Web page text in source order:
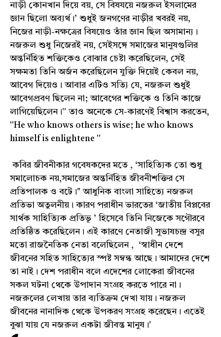
নাড়ী কোনখান দিয়ে বয়, সে বিষযয়ে নজরুল ইসলামের
জ্ঞান ছিলো অব্যর্থ।’ শুধুই জনগণের নাড়ীর খবরই নয়,
নিজের নাড়ী-নক্ষত্রের বিষয়েও তাঁর জ্ঞান ছিল অসামান্য।
নজরুল শুধু নিজেরই নয়, সেইসঙ্গে সমাজের মানুষগুলির
অন্তর্নিহিত শক্তিকেও বোঝার চেষ্টা করেছিলেন, সেই
সক্ষমতা তিনি অর্জন করেছিলেন যুক্তি দিয়েই কেবল নয়,
আবেগ দিয়েও। আবার এটিও সত্যি যে, নজরুল শুধুই
আবেগপ্রবণ ছিলেন না; আবেগের শক্তিকে ও তিনি কাজে
লাগিয়েছিলেন।'' তাও অনেকে সে-কারণেই বিশ্বাস করতেন,
''He who knows others is wise; he who knows
himself is enlightene ''
কবির জীবনীকার গবেষকদের মতে , ‘সাহিত্যিক তো শুধু
সমালোচক নয়,সমাজের অন্তর্নিহিত জীবনীশক্তির সে
প্রতিপালক ও বটে।" আধুনিক বাংলা সাহিত্যে নজরুল
প্রতিভা অতুলনীয়। কারণ পরাধীন ভারতের ‘জাতীয় বিপ্লবের
সার্থক সাহিত্যিক প্রতিভূ ’ হিসেবে তিনি নিজেকে সগৌরবে
প্রতিষ্ঠিত করেছিলেন। এই কারণে নেতাজী সুভাষচন্দ্র বসুর
মতো রাজনৈতিক নেতা বলেছিলেন , ‘স্বাধীন দেশে
জীবনের সহিত সাহিত্যের স্পষ্ট সম্বন্ধ আছে। আমাদের দেশে
তা নাই। দেশ পরাধীন বলে এদেশের লোকেরা জীবনের
সকল ঘটনা থেকে উপাদান সংগ্রহ করতে পারে না।
নজরুলের লেখায় তার ব্যতিক্রম দেখা যায়। নজরুল
জীবনের নানাদিক থেকে উপকরণ সংগ্রহ করেছেন। এতেই
বুঝা যায় যে নজরুল একটা জীবন্ত মানুষ।'